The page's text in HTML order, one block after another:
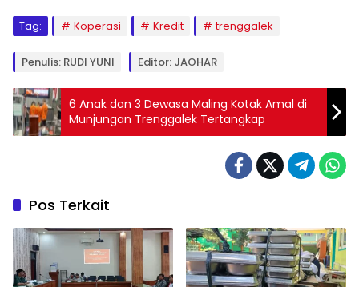
Tag: Koperasi Kredit trenggalek
Penulis: RUDI YUNI Editor: JAOHAR
6 Anak dan 3 Dewasa Maling Kotak Amal di
Munjungan Trenggalek Tertangkap
Pos Terkait